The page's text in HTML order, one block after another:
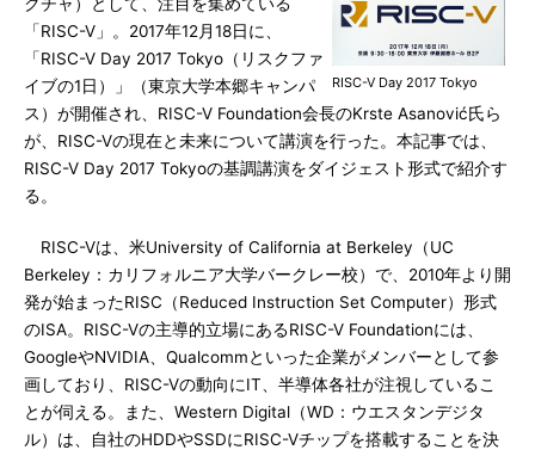
RISC-V Day 2017 Tokyo
「RISC-V」。2017年12月18日に、
「RISC-V Day 2017 Tokyo（リスクファ
イブの1日）」（東京大学本郷キャンパ
ス）が開催され、RISC-V Foundation会長のKrste Asanović氏ら
が、RISC-Vの現在と未来について講演を行った。本記事では、
RISC-V Day 2017 Tokyoの基調講演をダイジェスト形式で紹介す
る。
RISC-Vは、米University of California at Berkeley（UC
Berkeley：カリフォルニア大学バークレー校）で、2010年より開
発が始まったRISC（Reduced Instruction Set Computer）形式
のISA。RISC-Vの主導的立場にあるRISC-V Foundationには、
GoogleやNVIDIA、Qualcommといった企業がメンバーとして参
画しており、RISC-Vの動向にIT、半導体各社が注視しているこ
とが伺える。また、Western Digital（WD：ウエスタンデジタ
ル）は、自社のHDDやSSDにRISC-Vチップを搭載することを決